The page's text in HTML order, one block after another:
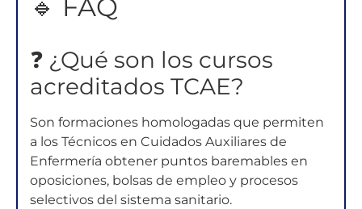
🔹 FAQ
❓ ¿Qué son los cursos
acreditados TCAE?
Son formaciones homologadas que permiten
a los Técnicos en Cuidados Auxiliares de
Enfermería obtener puntos baremables en
oposiciones, bolsas de empleo y procesos
selectivos del sistema sanitario.